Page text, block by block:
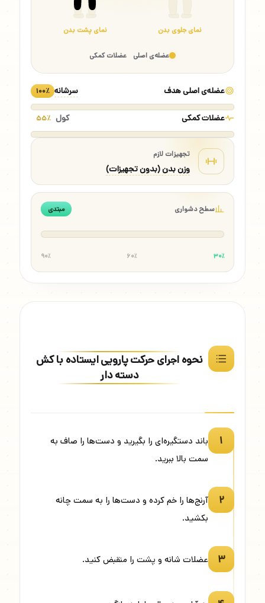
نمای جلوی بدن نمای پشت بدن
عضله‌ی اصلی عضلات کمکی
عضله‌ی اصلی هدف سرشانه ۱۰۰٪
عضلات کمکی کول ۵۵٪
تجهیزات لازم
وزن بدن (بدون تجهیزات)
سطح دشواری مبتدی
۳۰٪ ۶۰٪ ۹۰٪
نحوه اجرای حرکت پارویی ایستاده با کش
دسته دار
۱
باند دستگیره‌ای را بگیرید و دست‌ها را صاف به
سمت بالا ببرید.
۲
آرنج‌ها را خم کرده و دست‌ها را به سمت چانه
بکشید.
۳ عضلات شانه و پشت را منقبض کنید.